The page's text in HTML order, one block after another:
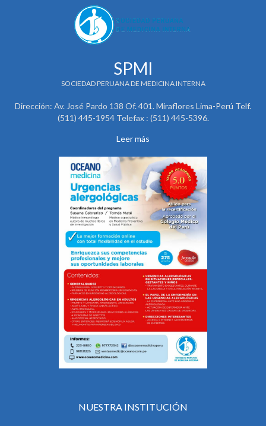
SPMI
SOCIEDAD PERUANA DE MEDICINA INTERNA
Dirección: Av. José Pardo 138 Of. 401. Miraflores Lima-Perú Telf.
(511) 445-1954 Telefax : (511) 445-5396.
Leer más
NUESTRA INSTITUCIÓN